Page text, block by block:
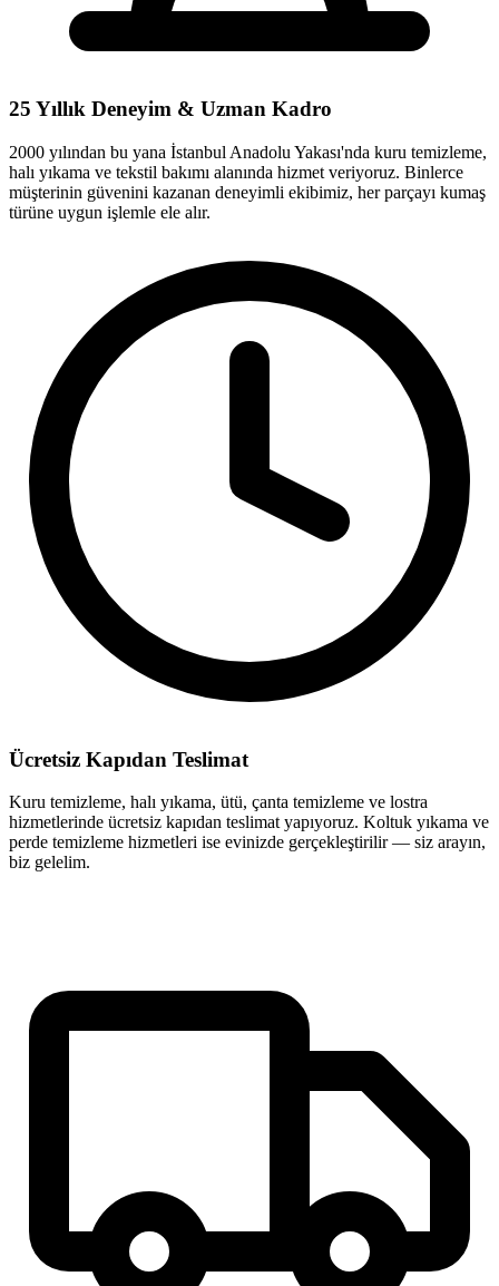
25 Yıllık Deneyim & Uzman Kadro
2000 yılından bu yana İstanbul Anadolu Yakası'nda kuru temizleme,
halı yıkama ve tekstil bakımı alanında hizmet veriyoruz. Binlerce
müşterinin güvenini kazanan deneyimli ekibimiz, her parçayı kumaş
türüne uygun işlemle ele alır.
Ücretsiz Kapıdan Teslimat
Kuru temizleme, halı yıkama, ütü, çanta temizleme ve lostra
hizmetlerinde ücretsiz kapıdan teslimat yapıyoruz. Koltuk yıkama ve
perde temizleme hizmetleri ise evinizde gerçekleştirilir — siz arayın,
biz gelelim.